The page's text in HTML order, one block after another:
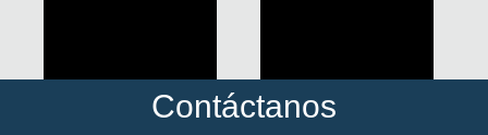
Contáctanos